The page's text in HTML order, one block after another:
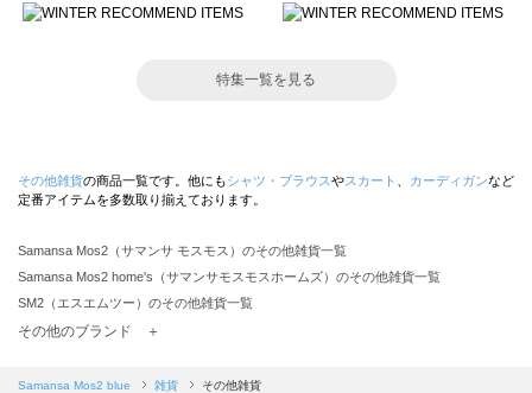
特集一覧を見る
その他雑貨の商品一覧です。他にもシャツ・ブラウスやスカート カーディガンなど
定番アイテムを多数取り揃えております。
Samansa Mos2（サマンサ モスモス）のその他雑貨一覧
Samansa Mos2 home's（サマンサモスモスホームズ）のその他雑貨一覧
SM2（エスエムツー）のその他雑貨一覧
TSUHARU by Samansa Mos2（ツハルバイサマンサモスモス）のその他雑貨一覧
Samansa Mos2 blue（サマンサモスモス ブルー）のその他雑貨一覧
その他のブランド ＋
Samansa Mos2 blue 雑貨 その他雑貨